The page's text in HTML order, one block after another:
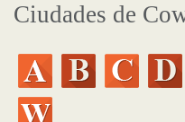
Ciudades de